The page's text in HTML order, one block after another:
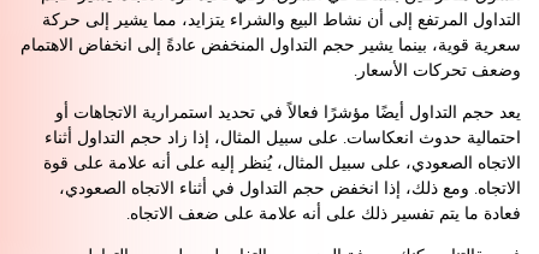
التداول المرتفع إلى أن نشاط البيع والشراء يتزايد، مما يشير إلى حركة
سعرية قوية، بينما يشير حجم التداول المنخفض عادةً إلى انخفاض الاهتمام
وضعف تحركات الأسعار.
يعد حجم التداول أيضًا مؤشرًا فعالاً في تحديد استمرارية الاتجاهات أو
احتمالية حدوث انعكاسات. على سبيل المثال، إذا زاد حجم التداول أثناء
الاتجاه الصعودي، على سبيل المثال، يُنظر إليه على أنه علامة على قوة
الاتجاه. ومع ذلك، إذا انخفض حجم التداول في أثناء الاتجاه الصعودي،
فعادة ما يتم تفسير ذلك على أنه علامة على ضعف الاتجاه.